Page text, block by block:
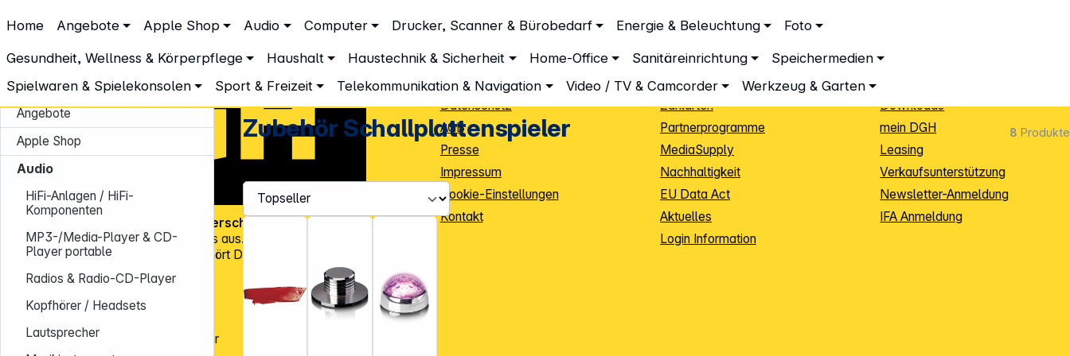
Home Angebote Apple Shop Audio Computer Drucker, Scanner & Bürobedarf Energie & Beleuchtung Foto
Gesundheit, Wellness & Körperpflege Haushalt Haustechnik & Sicherheit Home-Office Sanitäreinrichtung
Speichermedien
Spielwaren & Spielekonsolen
Sport & Freizeit Telekommunikation & Navigation Video / TV & Camcorder Werkzeug & Garten
Audio Zubehör Audio Zubehör Schallplattenspieler
Zubehör Schallplattenspieler
Angebote
Apple Shop
Audio
HiFi-Anlagen / HiFi-
Komponenten
MP3-/Media-Player & CD-
Player portable
Radios & Radio-CD-Player
Kopfhörer / Headsets
Lautsprecher
Zubehör Schallplattenspieler 8 Produkte
600 verschiedene Marken
, viele Jahre
Know-how und Erfahrung zeichnen uns aus. Mit mehr als
Kundenadressenin Deutschland gehört DGH zu den Top-Distributoren
für CE-Technologieprodukte!
Tel.: 0931 9708 - 444
E-Mail:info@dgh.de
Montag – Donnerstag: 8:00 – 17:00 Uhr
Unsere Leistungen
Beratung
Datenschutz
AGB
Presse
Impressum
Cookie-Einstellungen
Kontakt
Dropshipping
Info Guide
Zahlarten
Partnerprogramme
MediaSupply
Nachhaltigkeit
EU Data Act
Aktuelles
Login Information
Sendungsverfolgung
Downloads
mein DGH
Leasing
Verkaufsunterstützung
Newsletter-Anmeldung
IFA Anmeldung